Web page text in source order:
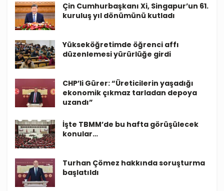
Çin Cumhurbaşkanı Xi, Singapur’un 61.
kuruluş yıl dönümünü kutladı
Yükseköğretimde öğrenci affı
düzenlemesi yürürlüğe girdi
CHP’li Gürer: “Üreticilerin yaşadığı
ekonomik çıkmaz tarladan depoya
uzandı”
İşte TBMM’de bu hafta görüşülecek
konular…
Turhan Çömez hakkında soruşturma
başlatıldı